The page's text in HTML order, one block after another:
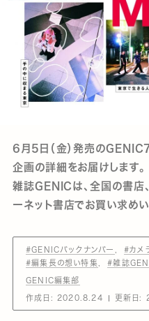
6月5日（金）発売の
企画の詳細をお届けします。
雑誌GENICは、全国の書店
ーネット書店でお買い求めい
#GENICバックナンバー #カメ
#編集長の想い特集
#雑誌
GENIC編集部
作成日: 2020.8.24 更新日: